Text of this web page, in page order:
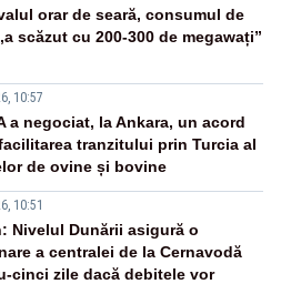
orar de seară, consumul de
scăzut cu 200-300 de megawați”
10:57
a negociat, la Ankara, un acord
tranzitului prin Turcia al
de ovine și bovine
10:51
Nivelul Dunării asigură o
a centralei de la Cernavodă
cinci zile dacă debitele vor